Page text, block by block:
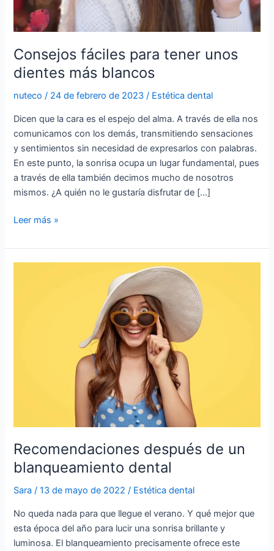
Consejos fáciles para tener unos
dientes más blancos
nuteco/ 24 de febrero de 2023/ Estética dental
Dicen que la cara es el espejo del alma. A través de ella nos
comunicamos con los demás, transmitiendo sensaciones
y sentimientos sin necesidad de expresarlos con palabras.
En este punto, la sonrisa ocupa un lugar fundamental, pues
a través de ella también decimos mucho de nosotros
mismos. ¿A quién no le gustaría disfrutar de […]
Leer más »
Recomendaciones después de un
blanqueamiento dental
Sara/13 de mayo de 2022/ Estética dental
No queda nada para que llegue el verano. Y qué mejor que
esta época del año para lucir una sonrisa brillante y
luminosa. El blanqueamiento precisamente ofrece este